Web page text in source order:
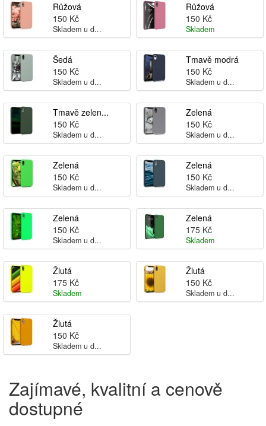
Růžová
150 Kč
Skladem u d...
Růžová
150 Kč
Skladem
Šedá
150 Kč
Skladem u d...
Tmavě modrá
150 Kč
Skladem u d...
Tmavě zelen...
150 Kč
Skladem u d...
Zelená
150 Kč
Skladem u d...
Zelená
150 Kč
Skladem u d...
Zelená
150 Kč
Skladem u d...
Zelená
150 Kč
Skladem u d...
Zelená
175 Kč
Skladem
Žlutá
175 Kč
Skladem
Žlutá
150 Kč
Skladem u d...
Žlutá
150 Kč
Skladem u d...
Zajímavé, kvalitní a cenově
dostupné